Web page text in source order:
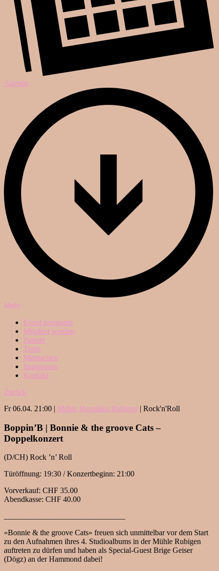
Agenda
Mehr
Event promoten
Mitglied werden
Partner
Team
Mitmachen
Impressum
Kontakt
Zurück
Fr 06.04. 21:00 | Mühle Hunziken Rubigen | Rock'n'Roll
Boppin’B | Bonnie & the groove Cats –
Doppelkonzert
(D/CH) Rock ’n’ Roll
Türöffnung: 19:30 / Konzertbeginn: 21:00
Vorverkauf: CHF 35.00
Abendkasse: CHF 40.00
«Bonnie & the groove Cats» freuen sich unmittelbar vor dem Start
zu den Aufnahmen ihres 4. Studioalbums in der Mühle Rubigen
auftreten zu dürfen und haben als Special-Guest Brige Geiser
(Dögz) an der Hammond dabei!